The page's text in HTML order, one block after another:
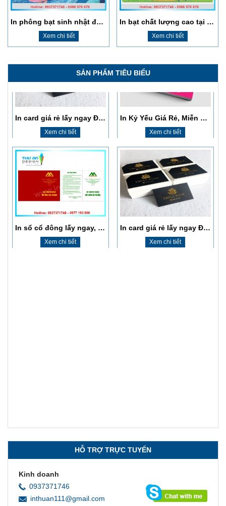
In phông bạt sinh nhật đẹp dễ thương ý nghĩa tại Đống Đa
Xem chi tiết
In bạt chất lượng cao tại Thanh Xuân
Xem chi tiết
SẢN PHẨM TIÊU BIỂU
Xem chi tiết Xem chi tiết
Xem chi tiết Xem chi tiết
HỖ TRỢ TRỰC TUYẾN
Kinh doanh
0937371746
inthuan111@gmail.com